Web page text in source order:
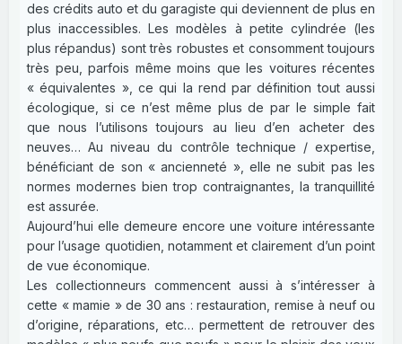
des crédits auto et du garagiste qui deviennent de plus en
plus inaccessibles. Les modèles à petite cylindrée (les
plus répandus) sont très robustes et consomment toujours
très peu, parfois même moins que les voitures récentes
« équivalentes », ce qui la rend par définition tout aussi
écologique, si ce n’est même plus de par le simple fait
que nous l’utilisons toujours au lieu d’en acheter des
neuves… Au niveau du contrôle technique / expertise,
bénéficiant de son « ancienneté », elle ne subit pas les
normes modernes bien trop contraignantes, la tranquillité
est assurée.
Aujourd’hui elle demeure encore une voiture intéressante
pour l’usage quotidien, notamment et clairement d’un point
de vue économique.
Les collectionneurs commencent aussi à s’intéresser à
cette « mamie » de 30 ans : restauration, remise à neuf ou
d’origine, réparations, etc… permettent de retrouver des